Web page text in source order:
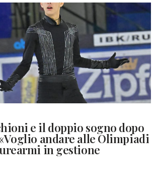
e il doppio sogno dopo
andare alle Olimpiadi
in gestione